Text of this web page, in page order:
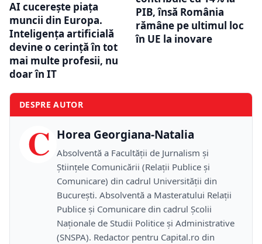
AI cucerește piața
muncii din Europa.
Inteligența artificială
devine o cerință în tot
mai multe profesii, nu
doar în IT
PIB, însă România
rămâne pe ultimul loc
în UE la inovare
DESPRE AUTOR
C Horea Georgiana-Natalia
Absolventă a Facultății de Jurnalism și
Științele Comunicării (Relații Publice și
Comunicare) din cadrul Universității din
București. Absolventă a Masteratului Relații
Publice și Comunicare din cadrul Școlii
Naţionale de Studii Politice și Administrative
(SNSPA). Redactor pentru Capital.ro din